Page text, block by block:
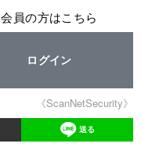
会員の方はこちら
ログイン
《ScanNetSecurity》
送る